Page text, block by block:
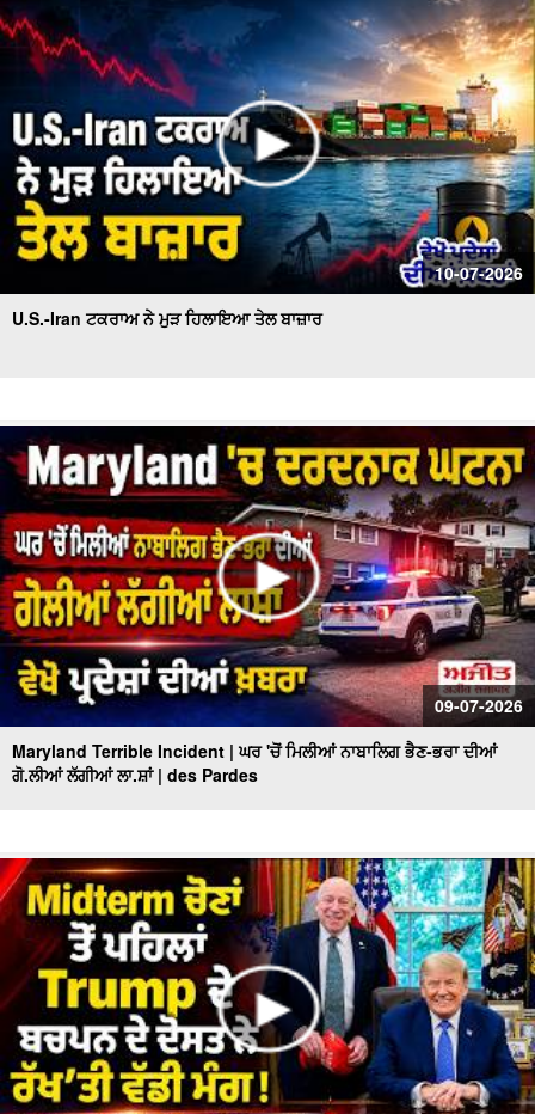
10-07-2026
U.S.-Iran ਟਕਰਾਅ ਨੇ ਮੁੜ ਹਿਲਾਇਆ ਤੇਲ ਬਾਜ਼ਾਰ
09-07-2026
Maryland Terrible Incident | ਘਰ 'ਚੋਂ ਮਿਲੀਆਂ ਨਾਬਾਲਿਗ ਭੈਣ-ਭਰਾ ਦੀਆਂ
ਗੋ.ਲੀਆਂ ਲੱਗੀਆਂ ਲਾ.ਸ਼ਾਂ | des Pardes